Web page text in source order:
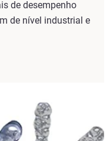
de desempenho
de nível industrial e